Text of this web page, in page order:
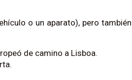
o un aparato), pero también
de camino a Lisboa.